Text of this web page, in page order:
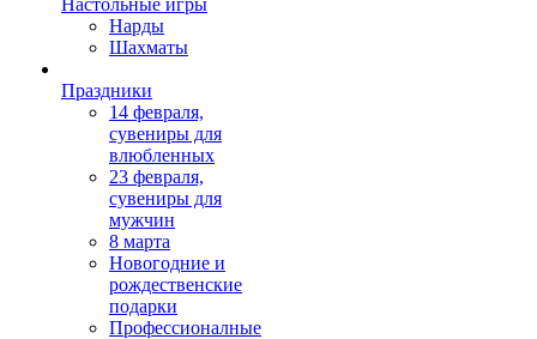
Настольные игры
Нарды
Шахматы
Праздники
14 февраля,
сувениры для
влюбленных
23 февраля,
сувениры для
мужчин
8 марта
Новогодние и
рождественские
подарки
Профессионалные